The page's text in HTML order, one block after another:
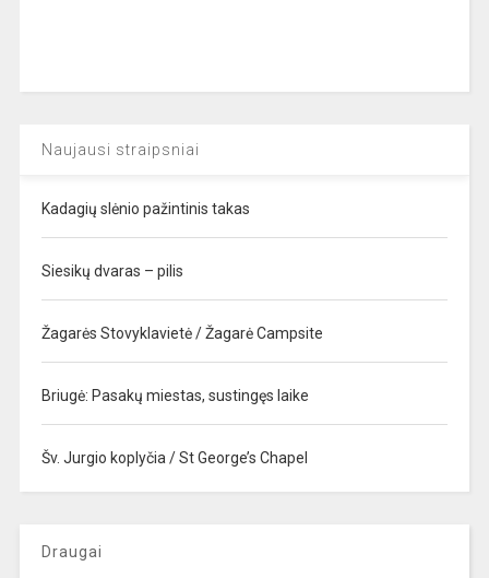
Naujausi straipsniai
Kadagių slėnio pažintinis takas
Siesikų dvaras – pilis
Žagarės Stovyklavietė / Žagarė Campsite
Briugė: Pasakų miestas, sustingęs laike
Šv. Jurgio koplyčia / St George’s Chapel
Draugai